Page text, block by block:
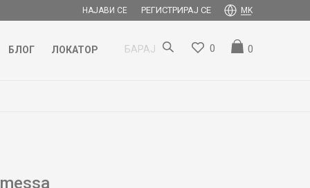
НАЈАВИ СЕ РЕГИСТРИРАЈ СЕ MK
БЛОГ ЛОКАТОР БАРАЈ 0
0